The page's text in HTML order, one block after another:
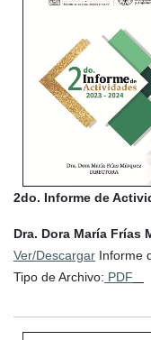
2do. Informe de
Dra. Dora María Frías
Ver/Descargar Informe
Tipo de Archivo: PDF